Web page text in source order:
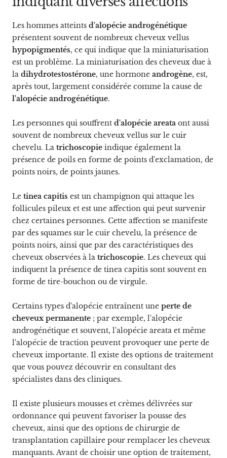
Les hommes atteints d'alopécie androgénétique
présentent souvent de nombreux cheveux vellus
hypopigmentés, ce qui indique que la miniaturisation
est un problème. La miniaturisation des cheveux due à
la dihydrotestostérone, une hormone androgène, est,
après tout, largement considérée comme la cause de
l'alopécie androgénétique.
Les personnes qui souffrent d'alopécie areata ont aussi
souvent de nombreux cheveux vellus sur le cuir
chevelu. La trichoscopie indique également la
présence de poils en forme de points d'exclamation, de
points noirs, de points jaunes.
Le tinea capitis est un champignon qui attaque les
follicules pileux et est une affection qui peut survenir
chez certaines personnes. Cette affection se manifeste
par des squames sur le cuir chevelu, la présence de
points noirs, ainsi que par des caractéristiques des
cheveux observées à la trichoscopie. Les cheveux qui
indiquent la présence de tinea capitis sont souvent en
forme de tire-bouchon ou de virgule.
Certains types d'alopécie entraînent une perte de
cheveux permanente ; par exemple, l'alopécie
androgénétique et souvent, l'alopécie areata et même
l'alopécie de traction peuvent provoquer une perte de
cheveux importante. Il existe des options de traitement
que vous pouvez découvrir en consultant des
spécialistes dans des cliniques.
Il existe plusieurs mousses et crèmes délivrées sur
ordonnance qui peuvent favoriser la pousse des
cheveux, ainsi que des options de chirurgie de
transplantation capillaire pour remplacer les cheveux
manquants. Avant de choisir une option de traitement,